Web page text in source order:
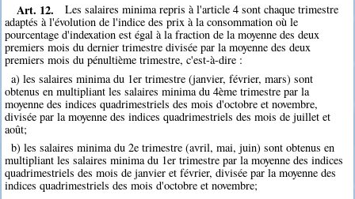
Art. 12.
Les salaires minima repris à l'article 4 sont chaque trimestre
adaptés à l'évolution de l'indice des prix à la consommation où le
pourcentage d'indexation est égal à la fraction de la moyenne des deux
premiers mois du dernier trimestre divisée par la moyenne des deux
premiers mois du pénultième trimestre, c'est-à-dire :
a) les salaires minima du 1er trimestre (janvier, février, mars) sont
obtenus en multipliant les salaires minima du 4ème trimestre par la
moyenne des indices quadrimestriels des mois d'octobre et novembre,
divisée par la moyenne des indices quadrimestriels des mois de juillet et
août;
b) les salaires minima du 2e trimestre (avril, mai, juin) sont obtenus en
multipliant les salaires minima du 1er trimestre par la moyenne des indices
quadrimestriels des mois de janvier et février, divisée par la moyenne des
indices quadrimestriels des mois d'octobre et novembre;